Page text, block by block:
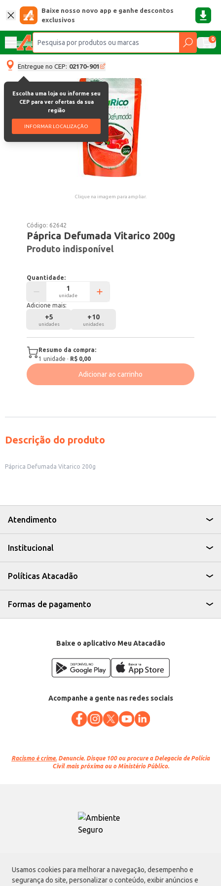
Usamos cookies para melhorar a navegação, desempenho e
segurança do site, personalizar o conteúdo, exibir anúncios e
Baixe nosso novo app e ganhe descontos
exclusivos
0
Entregue no CEP: 02170-901
Escolha uma loja ou informe seu
CEP para ver ofertas da sua
região
INFORMAR LOCALIZAÇÃO
Clique na imagem para ampliar.
Código: 62642
Páprica Defumada Vitarico 200g
Produto indisponível
Quantidade:
unidade
Adicione mais:
+5
unidades
+10
unidades
Resumo da compra:
1 unidade · R$ 0,00
Adicionar ao carrinho
Descrição do produto
Páprica Defumada Vitarico 200g
Atendimento
Institucional
Políticas Atacadão
Formas de pagamento
Baixe o aplicativo Meu Atacadão
Acompanhe a gente nas redes sociais
Racismo é crime. Denuncie. Disque 100 ou procure a Delegacia de Polícia
Civil mais próxima ou o Ministério Público.
Atacadão S.A.
Avenida Morvan Dias de Figueiredo, 6169, Vila Maria, São Paulo - SP | CEP
02170-901 | CNPJ: 75.315.333/0001-09